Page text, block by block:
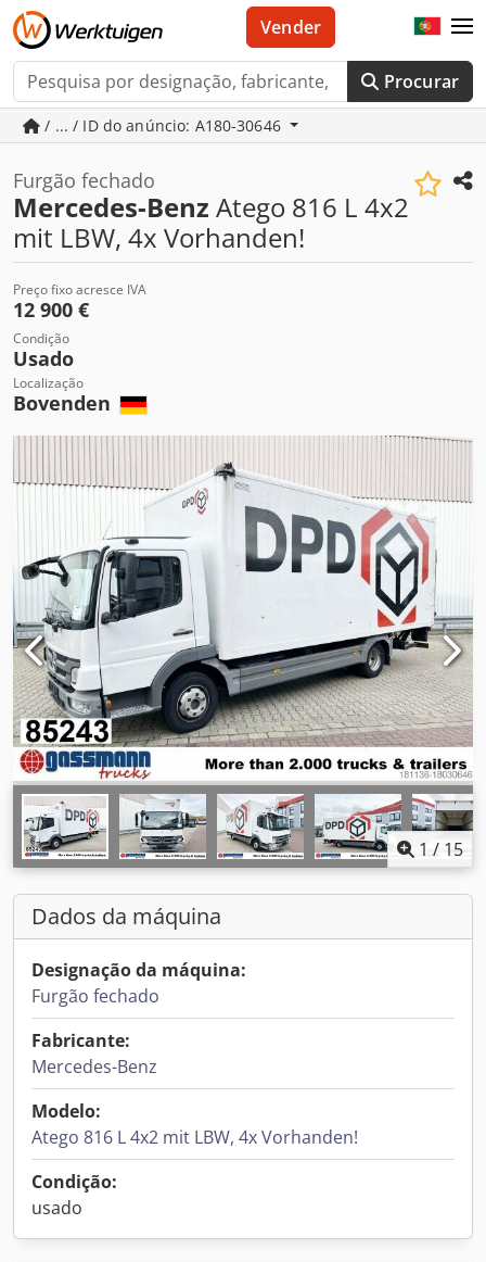
Procurar
Vender
/ ... / ID do anúncio: A180-30646
Furgão fechado
Mercedes-Benz Atego 816 L 4x2
mit LBW, 4x Vorhanden!
Preço fixo acresce IVA
12 900 €
Condição
Usado
Localização
Bovenden
1 / 15
Dados da máquina
Designação da máquina:
Furgão fechado
Fabricante:
Mercedes-Benz
Modelo:
Atego 816 L 4x2 mit LBW, 4x Vorhanden!
Condição:
usado